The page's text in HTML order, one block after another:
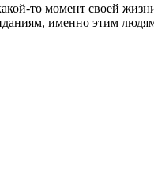
то момент своей
именно этим